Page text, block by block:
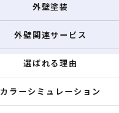
外壁塗装
外壁関連サービス
選ばれる理由
カラーシミュレーション